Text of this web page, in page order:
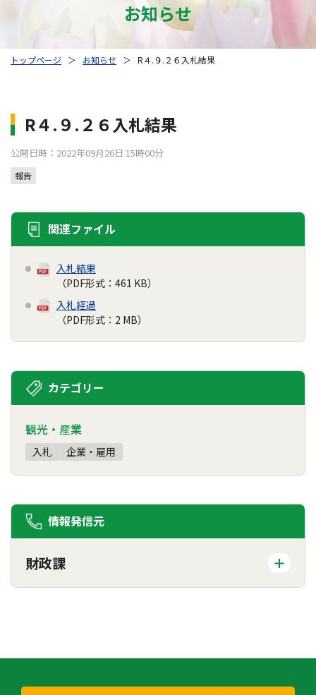
お知らせ
トップページ ＞ お知らせ ＞ R４.９.２６入札結果
R４.９.２６入札結果
公開日時：2022年09月26日 15時00分
報告
関連ファイル
入札結果
（PDF形式：461 KB）
入札経過
（PDF形式：2 MB）
カテゴリー
観光・産業
入札 企業・雇用
情報発信元
財政課